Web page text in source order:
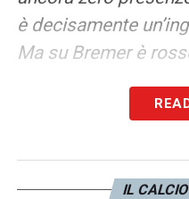
è decisamente
Ma su Bremer è
LA PLAYLIST DELLE
IL